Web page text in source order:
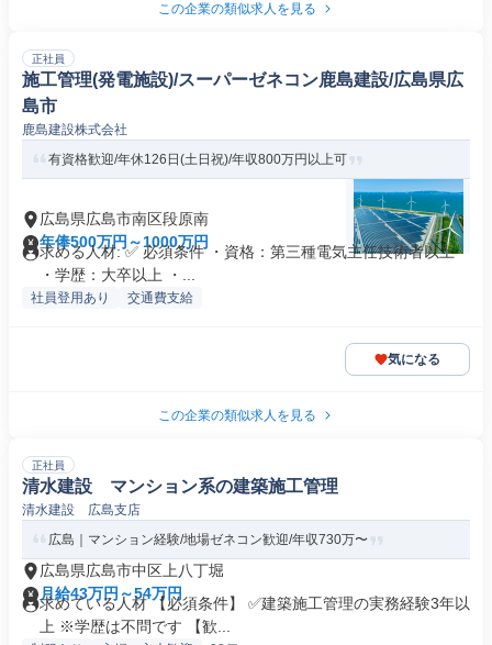
この企業の類似求人を見る
正社員
施工管理(発電施設)/スーパーゼネコン鹿島建設/広島県広
島市
鹿島建設株式会社
有資格歓迎/年休126日(土日祝)/年収800万円以上可
広島県広島市南区段原南
年俸500万円～1000万円
求める人材: ✅ 必須条件 ・資格：第三種電気主任技術者以上
・学歴：大卒以上 ・...
社員登用あり 交通費支給
気になる
この企業の類似求人を見る
正社員
清水建設 マンション系の建築施工管理
清水建設 広島支店
広島｜マンション経験/地場ゼネコン歓迎/年収730万〜
広島県広島市中区上八丁堀
月給43万円～54万円
求めている人材 【必須条件】 ✅建築施工管理の実務経験3年以
上 ※学歴は不問です 【歓...